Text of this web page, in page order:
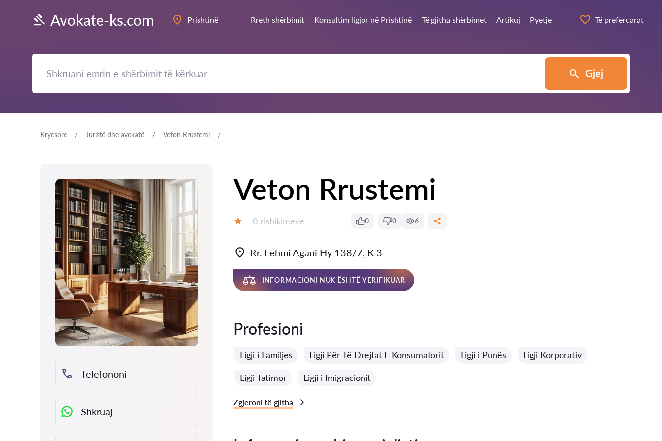
Avokate-ks.com Prishtinë Rreth shërbimit Konsultim ligjor në Prishtinë Të gjitha shërbimet Artikuj Pyetje Të preferuarat
Gjej
Kryesore Juristë dhe avokatë Veton Rrustemi
Telefononi
Shkruaj
Veton Rrustemi
Rishikime:
0 rishikimeve 0 0 6
Rr. Fehmi Agani Hy 138/7, K 3
INFORMACIONI NUK ËSHTË VERIFIKUAR
Profesioni
Ligji i Familjes Ligji Për Të Drejtat E Konsumatorit Ligji i Punës Ligji Korporativ
Ligji Tatimor Ligji i Imigracionit
Zgjeroni të gjitha